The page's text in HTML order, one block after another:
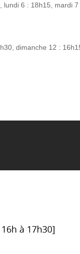
6 : 18h15, mardi
dimanche 12 :
à 17h30]